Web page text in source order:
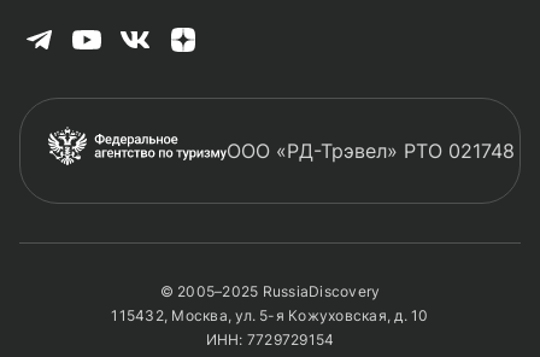
ООО «РД-Трэвел» РТО 021748
© 2005–2025 RussiaDiscovery
115432, Москва, ул. 5-я Кожуховская, д. 10
ИНН: 7729729154